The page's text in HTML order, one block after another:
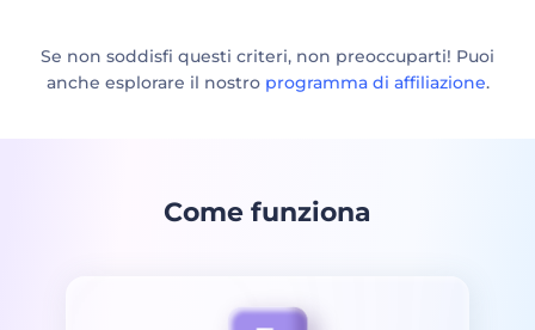
Se non soddisfi questi criteri, non preoccuparti! Puoi
anche esplorare il nostro programma di affiliazione.
Come funziona